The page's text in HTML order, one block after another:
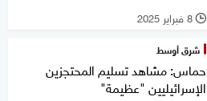
l 8 فبراير 2025
شرق أوسط
حماس: مشاهد تسليم المحتجزين
الإسرائيليين "عظيمة"